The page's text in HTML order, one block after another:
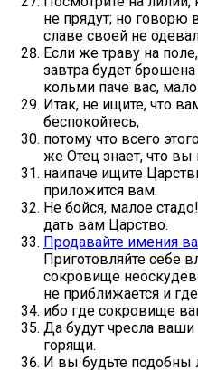
не прядут; но говорю
славе своей не
Если же траву на
завтра будет брошена
кольми паче вас,
Итак, не ищите, что
беспокойтесь,
потому что всего
же Отец знает, что
наипаче ищите
приложится вам.
Не бойся, малое
дать вам Царство.
Продавайте имения
Приготовляйте себе
сокровище
не приближается и
ибо где сокровище
Да будут чресла
горящи.
И вы будьте